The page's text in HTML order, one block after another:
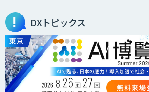
DXトピックス